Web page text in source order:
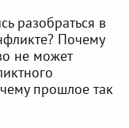
разобраться в
Почему
не может
прошлое так